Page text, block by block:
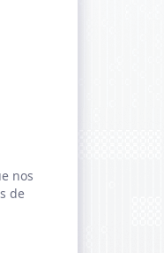
nos
de